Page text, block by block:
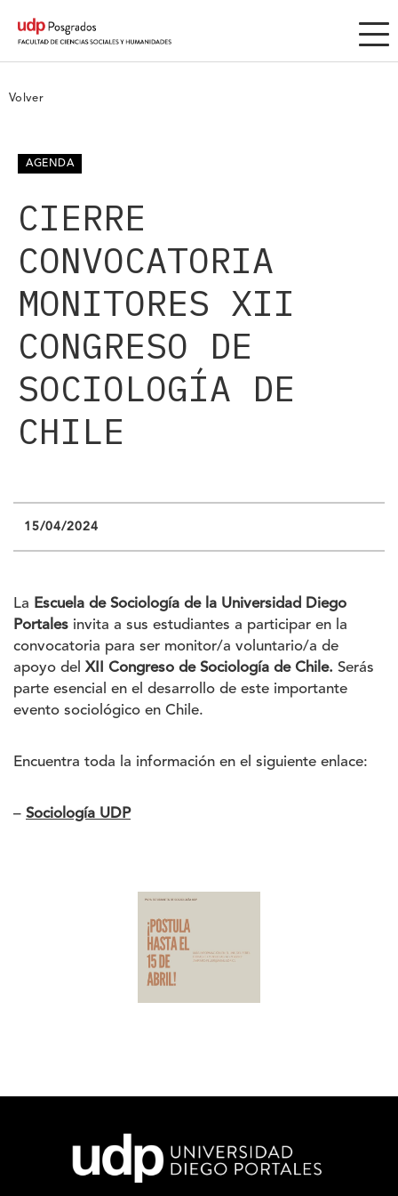
Volver
AGENDA
CIERRE
CONVOCATORIA
MONITORES XII
CONGRESO DE
SOCIOLOGÍA DE
CHILE
15/04/2024
La Escuela de Sociología de la Universidad Diego
Portales invita a sus estudiantes a participar en la
convocatoria para ser monitor/a voluntario/a de
apoyo del XII Congreso de Sociología de Chile. Serás
parte esencial en el desarrollo de este importante
evento sociológico en Chile.
Encuentra toda la información en el siguiente enlace:
– Sociología UDP